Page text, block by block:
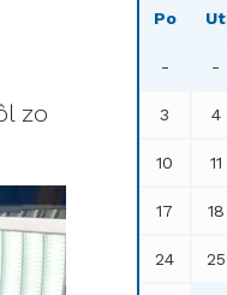
zo
Po Ut
- -
3 4
10 11
17 18
24 25